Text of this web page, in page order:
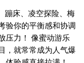
蹦床、凌空探险、梅
你的平衡感和协调
压力！ 像蜜动游乐
，就常常成为人气爆